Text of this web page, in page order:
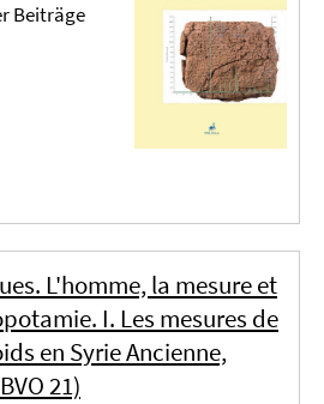
Beiträge
L'homme, la mesure et
I. Les mesures de
en Syrie Ancienne,
21)